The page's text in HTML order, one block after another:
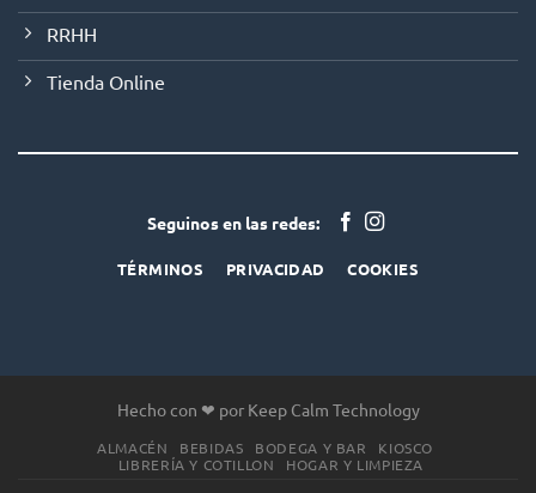
RRHH
Tienda Online
Seguinos en las redes:
TÉRMINOS PRIVACIDAD COOKIES
Hecho con ❤ por Keep Calm Technology
ALMACÉN BEBIDAS BODEGA Y BAR
KIOSCO
LIBRERÍA Y COTILLON
HOGAR Y LIMPIEZA